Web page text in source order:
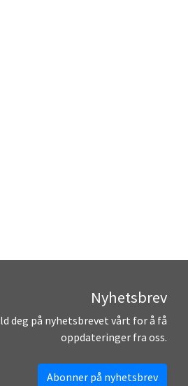
Nyhetsbrev
deg på nyhetsbrevet vårt for å få
oppdateringer fra oss.
Abonner på nyhetsbrev